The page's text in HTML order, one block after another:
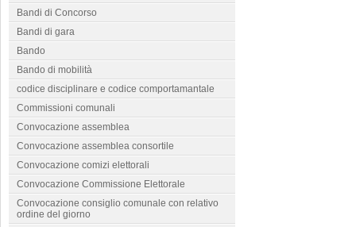
Bandi di Concorso
Bandi di gara
Bando
Bando di mobilità
codice disciplinare e codice comportamantale
Commissioni comunali
Convocazione assemblea
Convocazione assemblea consortile
Convocazione comizi elettorali
Convocazione Commissione Elettorale
Convocazione consiglio comunale con relativo
ordine del giorno